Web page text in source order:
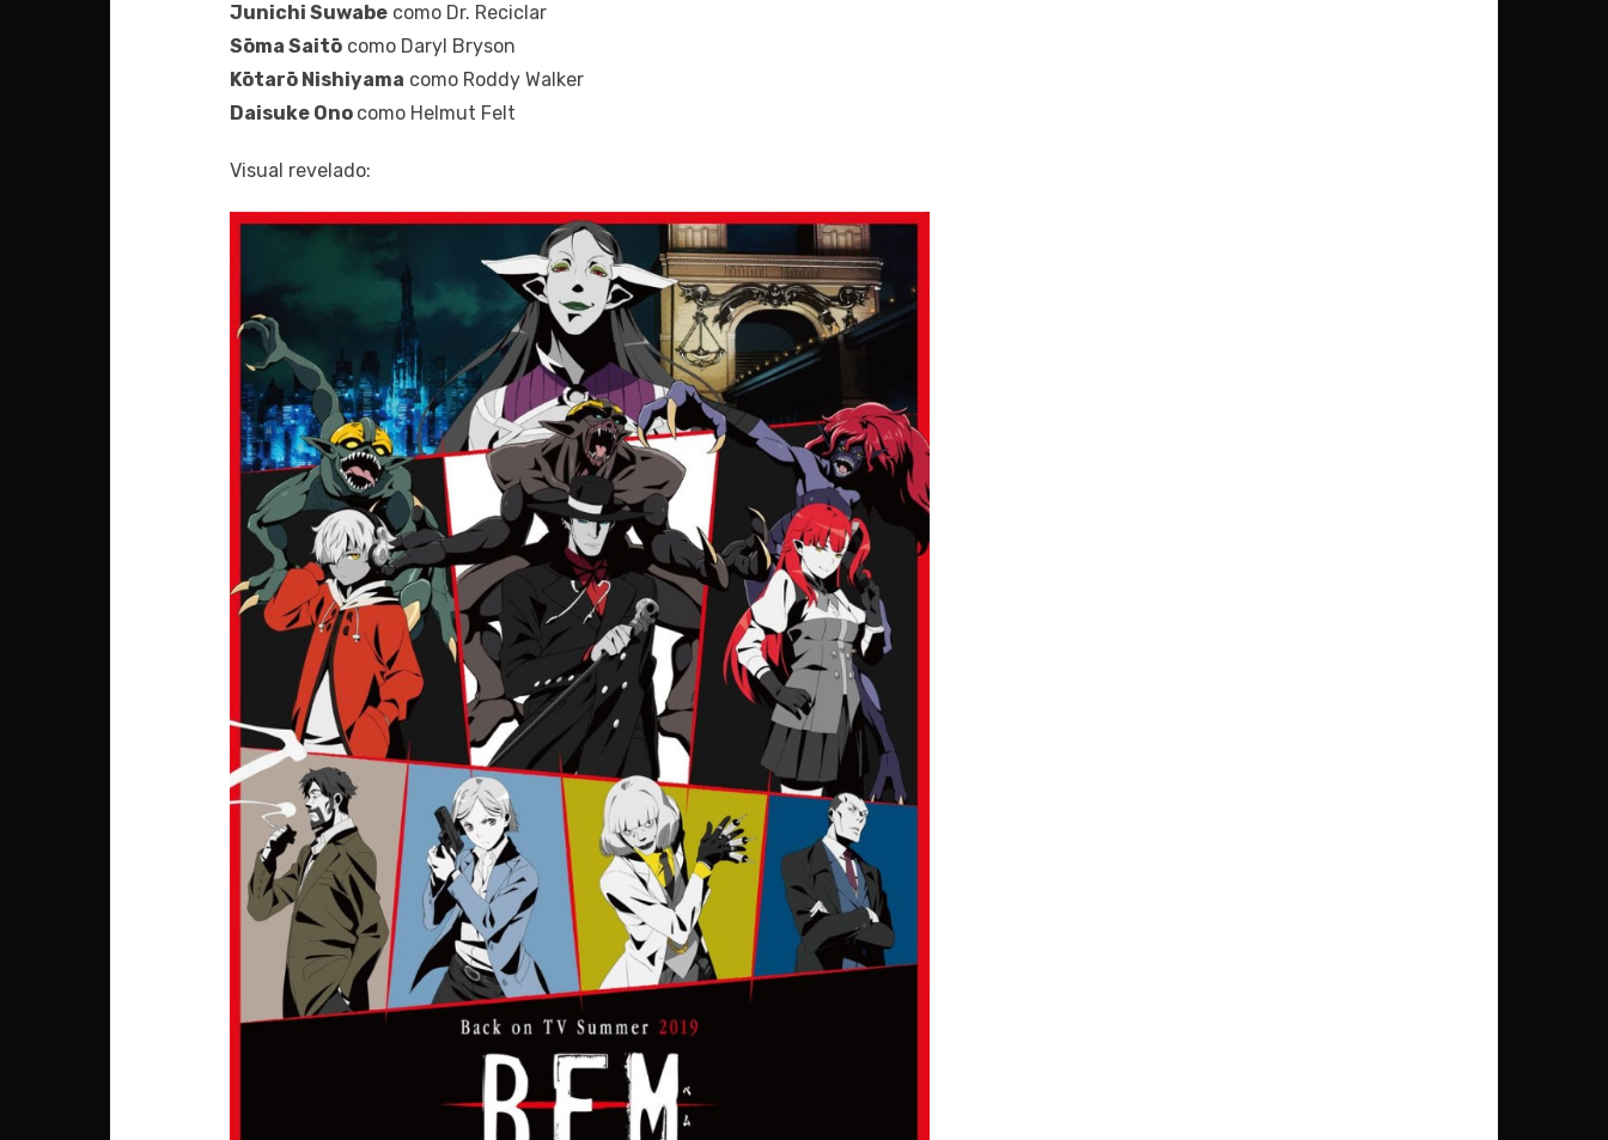
Junichi Suwabe como Dr. Reciclar
Sōma Saitō como Daryl Bryson
Kōtarō Nishiyama como Roddy Walker
Daisuke Ono como Helmut Felt
Visual revelado: